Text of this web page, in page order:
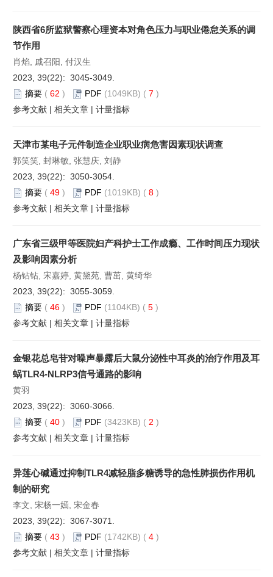
陕西省6所监狱警察心理资本对角色压力与职业倦怠关系的调
节作用
肖焰, 戚召阳, 付汉生
2023, 39(22): 3045-3049.
摘要 ( 62 ) PDF (1049KB) ( 7 )
参考文献 | 相关文章 | 计量指标
天津市某电子元件制造企业职业病危害因素现状调查
郭笑笑, 封琳敏, 张慧庆, 刘静
2023, 39(22): 3050-3054.
摘要 ( 49 ) PDF (1019KB) ( 8 )
参考文献 | 相关文章 | 计量指标
广东省三级甲等医院妇产科护士工作成瘾、工作时间压力现状
及影响因素分析
杨钻钻, 宋嘉婷, 黄黛苑, 曹茁, 黄绮华
2023, 39(22): 3055-3059.
摘要 ( 46 ) PDF (1104KB) ( 5 )
参考文献 | 相关文章 | 计量指标
金银花总皂苷对噪声暴露后大鼠分泌性中耳炎的治疗作用及耳
蜗TLR4-NLRP3信号通路的影响
黄羽
2023, 39(22): 3060-3066.
摘要 ( 40 ) PDF (3423KB) ( 2 )
参考文献 | 相关文章 | 计量指标
异莲心碱通过抑制TLR4减轻脂多糖诱导的急性肺损伤作用机
制的研究
李文, 宋杨一嫣, 宋金春
2023, 39(22): 3067-3071.
摘要 ( 43 ) PDF (1742KB) ( 4 )
参考文献 | 相关文章 | 计量指标